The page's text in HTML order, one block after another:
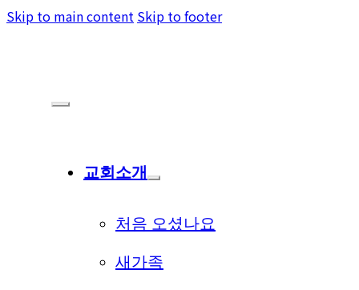
Skip to main content Skip to footer
교회소개
처음 오셨나요
새가족